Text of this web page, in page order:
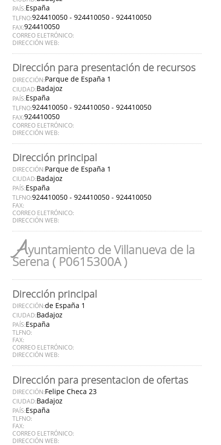
PAÍS:España
TLFNO:924410050 - 924410050 - 924410050
FAX:924410050
CORREO ELETRÓNICO:
DIRECCIÓN WEB:
Dirección para presentación de recursos
DIRECCIÓN:Parque de España 1
CIUDAD:Badajoz
PAÍS:España
TLFNO:924410050 - 924410050 - 924410050
FAX:924410050
CORREO ELETRÓNICO:
DIRECCIÓN WEB:
Dirección principal
DIRECCIÓN:Parque de España 1
CIUDAD:Badajoz
PAÍS:España
TLFNO:924410050 - 924410050 - 924410050
FAX:
CORREO ELETRÓNICO:
DIRECCIÓN WEB:
Ayuntamiento de Villanueva de la
Serena ( P0615300A )
Dirección principal
DIRECCIÓN:de España 1
CIUDAD:Badajoz
PAÍS:España
TLFNO:
FAX:
CORREO ELETRÓNICO:
DIRECCIÓN WEB:
Dirección para presentacion de ofertas
DIRECCIÓN:Felipe Checa 23
CIUDAD:Badajoz
PAÍS:España
TLFNO:
FAX:
CORREO ELETRÓNICO:
DIRECCIÓN WEB: